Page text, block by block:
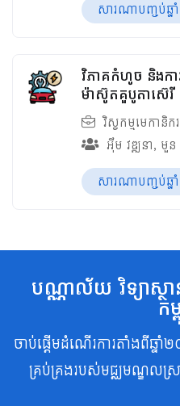
សារណាបញ្ចប់ឆ្នាំ
វិភាគកំហូច​ និងកា
ម៉ាស៊ូតគួបូតាស៊េរី
វិស្វកម្មមេកានិក
អ៊ឹម វឌ្ឍនា, មួន
សារណាបញ្ចប់ឆ្នាំ
បណ្ណាល័យ វិទ្យាស្ថ
កម្
ចាប់ផ្តើមដំណើរការតាំងពីឆ្នាំ
គ្រប់គ្រងរបស់មជ្ឈមណ្ឌលស្រា